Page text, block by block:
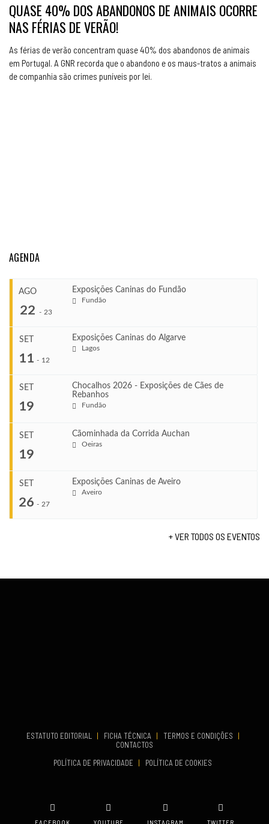
QUASE 40% DOS ABANDONOS DE ANIMAIS OCORRE
NAS FÉRIAS DE VERÃO!
As férias de verão concentram quase 40% dos abandonos de animais
em Portugal. A GNR recorda que o abandono e os maus-tratos a animais
de companhia são crimes puníveis por lei.
AGENDA
AGO
22 - 23
Exposições Caninas do Fundão
Fundão
Ago 22, 2026
Ago 23, 2026
VENUE
SET
11 - 12
Exposições Caninas do Algarve
Lagos
Set 11, 2026
Set 12, 2026
VENUE
SET
19
Chocalhos 2026 - Exposições de Cães de
Rebanhos
Fundão
Set 19, 2026
SET
19
Cãominhada da Corrida Auchan
Oeiras
SET
26 - 27
Exposições Caninas de Aveiro
Aveiro
+ VER TODOS OS EVENTOS
ESTATUTO EDITORIAL | FICHA TÉCNICA | TERMOS E CONDIÇÕES
|
CONTACTOS
POLÍTICA DE PRIVACIDADE
| POLÍTICA DE COOKIES